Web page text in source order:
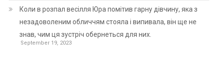
Коли в розпал весілля Юра помітив гарну дівчину, яка з
незадоволеним обличчям стояла і випивала, він ще не
знав, чим ця зустріч обернеться для них.
September 19, 2023